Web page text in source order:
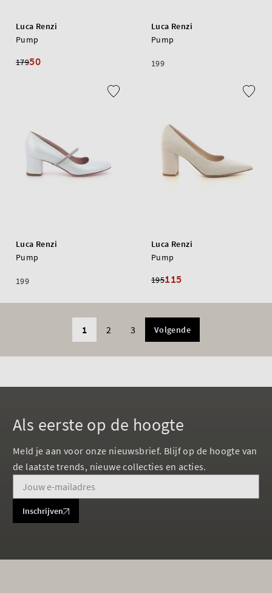
Luca Renzi
Pump
17950
Luca Renzi
Pump
199
Luca Renzi
Pump
199
Luca Renzi
Pump
195115
1 2 3 Volgende
Als eerste op de hoogte
Meld je aan voor onze nieuwsbrief. Blijf op de hoogte van
de laatste trends, nieuwe collecties en acties.
Inschrijven